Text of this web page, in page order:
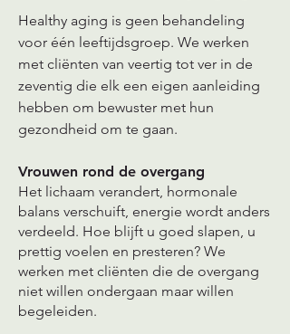
Healthy aging is geen behandeling
voor één leeftijdsgroep. We werken
met cliënten van veertig tot ver in de
zeventig die elk een eigen aanleiding
hebben om bewuster met hun
gezondheid om te gaan.
Vrouwen rond de overgang
Het lichaam verandert, hormonale
balans verschuift, energie wordt anders
verdeeld. Hoe blijft u goed slapen, u
prettig voelen en presteren? We
werken met cliënten die de overgang
niet willen ondergaan maar willen
begeleiden.